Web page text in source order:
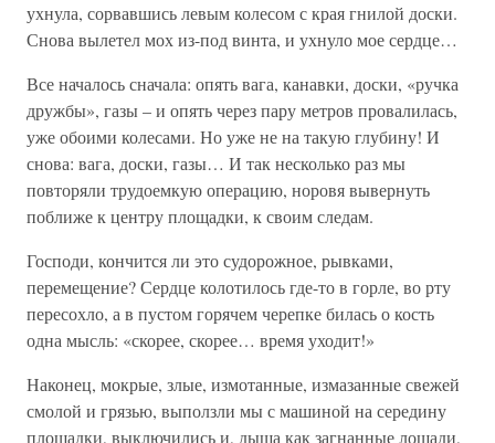
ухнула, сорвавшись левым колесом с края гнилой доски.
Снова вылетел мох из-под винта, и ухнуло мое сердце…
Все началось сначала: опять вага, канавки, доски, «ручка
дружбы», газы – и опять через пару метров провалилась,
уже обоими колесами. Но уже не на такую глубину! И
снова: вага, доски, газы… И так несколько раз мы
повторяли трудоемкую операцию, норовя вывернуть
поближе к центру площадки, к своим следам.
Господи, кончится ли это судорожное, рывками,
перемещение? Сердце колотилось где-то в горле, во рту
пересохло, а в пустом горячем черепке билась о кость
одна мысль: «скорее, скорее… время уходит!»
Наконец, мокрые, злые, измотанные, измазанные свежей
смолой и грязью, выползли мы с машиной на середину
площадки, выключились и, дыша как загнанные лошади,